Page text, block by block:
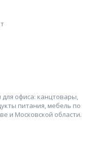
офиса: канцтовары,
питания, мебель по
и Московской области.